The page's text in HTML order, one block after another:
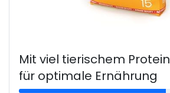
Mit viel tierischem Protein
für optimale Ernährung